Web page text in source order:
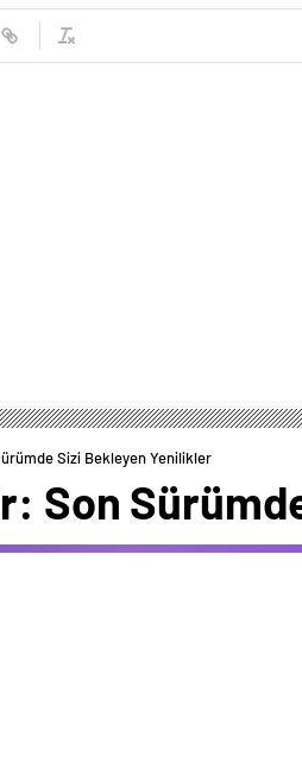
Sizi Bekleyen Yenilikler
Son